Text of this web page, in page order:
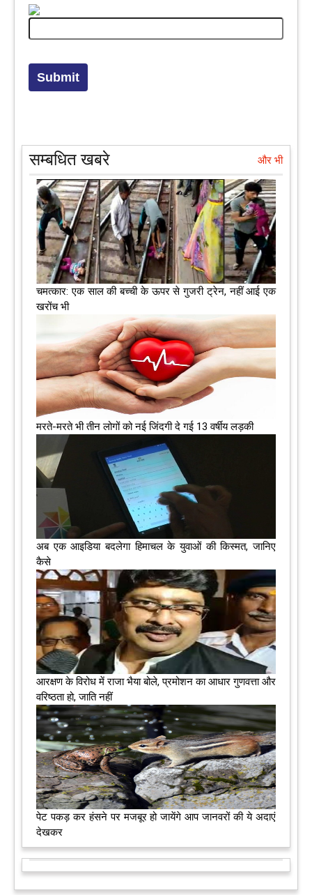
सम्बधित खबरे और भी
चमत्कार: एक साल की बच्ची के ऊपर से गुजरी ट्रेन, नहीं आई एक
खरोंच भी
मरते-मरते भी तीन लोगों को नई जिंदगी दे गई 13 वर्षीय लड़की
अब एक आइडिया बदलेगा हिमाचल के युवाओं की किस्मत, जानिए
कैसे
आरक्षण के विरोध में राजा भैया बोले, प्रमोशन का आधार गुणवत्ता और
वरिष्ठता हो, जाति नहीं
पेट पकड़ कर हंसने पर मजबूर हो जायेंगे आप जानवरों की ये अदाएं
देखकर